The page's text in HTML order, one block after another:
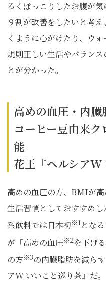
るくぽっこりしたお腹が
９割が改善をしたいと考
くように心がけたり、ウォ
規則正しい生活やバラン
とが分かった。
高めの血圧・内臓
コーヒー豆由来
能
花王『ヘルシアW
高めの血圧の方、BMIが
生活習慣としておすすめ
系飲料では日本初※1とな
が「高めの血圧※2を下げ
の方※3の内臓脂肪を減ら
アW いいこと巡り茶』だ。